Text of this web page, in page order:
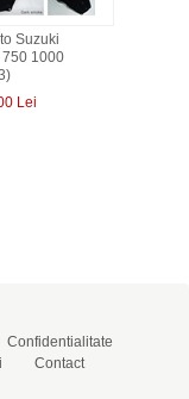
Suzuki
750 1000
Lei
Confidentialitate
Contact